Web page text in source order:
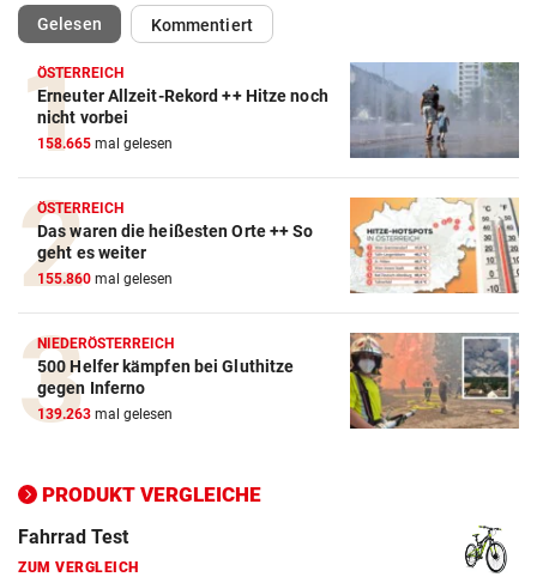
Gelesen(ausgewählt)Kommentiert
ÖSTERREICH
Erneuter Allzeit-Rekord ++ Hitze noch
nicht vorbei
158.665 mal gelesen
ÖSTERREICH
Das waren die heißesten Orte ++ So
geht es weiter
155.860 mal gelesen
NIEDERÖSTERREICH
500 Helfer kämpfen bei Gluthitze
gegen Inferno
139.263 mal gelesen
PRODUKT VERGLEICHE
Action-Cam Vergleich
ZUM VERGLEICH
Crosstrainer Vergleich
ZUM VERGLEICH
E-Bike Vergleich
ZUM VERGLEICH
Elektro-Scooter Vergleich
ZUM VERGLEICH
ZUM VERGLEICH
Fahrrad Test
ZUM VERGLEICH